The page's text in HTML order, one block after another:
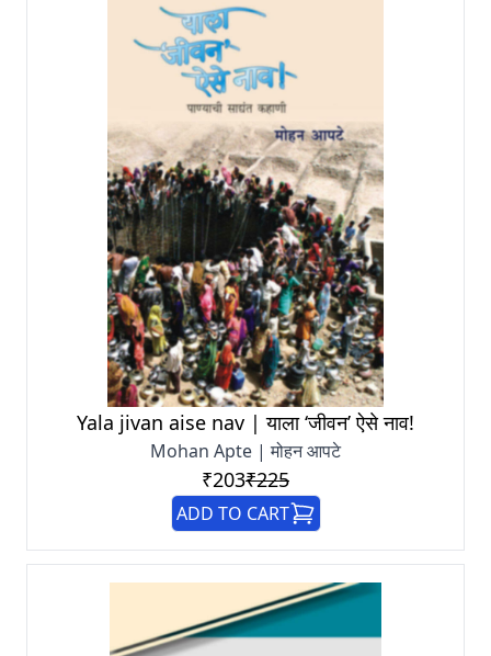
Yala jivan aise nav | याला ‘जीवन’ ऐसे नाव!
Mohan Apte | मोहन आपटे
₹203₹225
ADD TO CART